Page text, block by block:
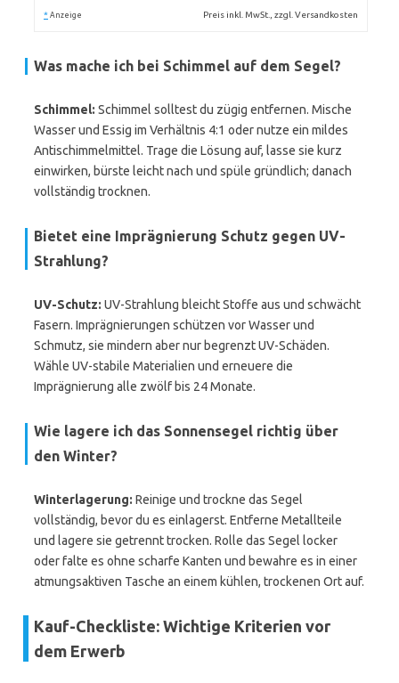
* Anzeige Preis inkl. MwSt., zzgl. Versandkosten
Was mache ich bei Schimmel auf dem Segel?
Schimmel: Schimmel solltest du zügig entfernen. Mische
Wasser und Essig im Verhältnis 4:1 oder nutze ein mildes
Antischimmelmittel. Trage die Lösung auf, lasse sie kurz
einwirken, bürste leicht nach und spüle gründlich; danach
vollständig trocknen.
Bietet eine Imprägnierung Schutz gegen UV-
Strahlung?
UV-Schutz: UV-Strahlung bleicht Stoffe aus und schwächt
Fasern. Imprägnierungen schützen vor Wasser und
Schmutz, sie mindern aber nur begrenzt UV-Schäden.
Wähle UV-stabile Materialien und erneuere die
Imprägnierung alle zwölf bis 24 Monate.
Wie lagere ich das Sonnensegel richtig über
den Winter?
Winterlagerung: Reinige und trockne das Segel
vollständig, bevor du es einlagerst. Entferne Metallteile
und lagere sie getrennt trocken. Rolle das Segel locker
oder falte es ohne scharfe Kanten und bewahre es in einer
atmungsaktiven Tasche an einem kühlen, trockenen Ort auf.
Kauf-Checkliste: Wichtige Kriterien vor
dem Erwerb